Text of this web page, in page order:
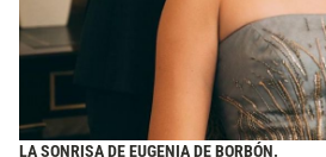
LA SONRISA DE EUGENIA DE BORBÓN.